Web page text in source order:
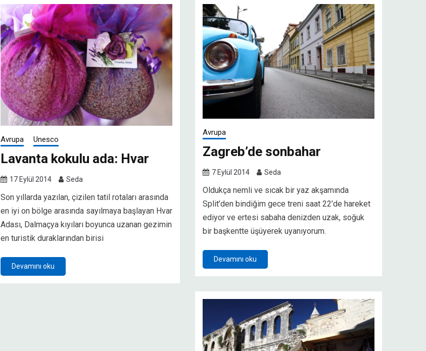
Avrupa Unesco
Lavanta kokulu ada: Hvar
17 Eylül 2014 Seda
Son yıllarda yazılan, çizilen tatil rotaları arasında
en iyi on bölge arasında sayılmaya başlayan Hvar
Adası, Dalmaçya kıyıları boyunca uzanan gezimin
en turistik duraklarından birisi
Devamını oku
Avrupa
Zagreb’de sonbahar
7 Eylül 2014 Seda
Oldukça nemli ve sıcak bir yaz akşamında
Split’den bindiğim gece treni saat 22’de hareket
ediyor ve ertesi sabaha denizden uzak, soğuk
bir başkentte üşüyerek uyanıyorum.
Devamını oku